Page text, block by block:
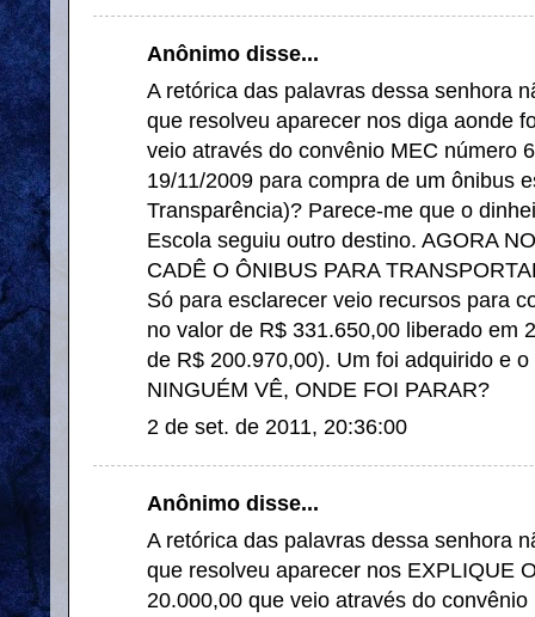
Anônimo disse...
A retórica das palavras dessa senhora
que resolveu aparecer nos diga aonde
veio através do convênio MEC número
19/11/2009 para compra de um ônibus
Transparência)? Parece-me que o
Escola seguiu outro destino. AGORA
CADÊ O ÔNIBUS PARA
Só para esclarecer veio recursos para
no valor de R$ 331.650,00 liberado em
de R$ 200.970,00). Um foi adquirido e
NINGUÉM VÊ, ONDE FOI PARAR?
2 de set. de 2011, 20:36:00
Anônimo disse...
A retórica das palavras dessa senhora
que resolveu aparecer nos EXPLIQUE
20.000,00 que veio através do